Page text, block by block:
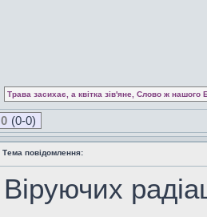
Трава засихає, а квітка зів'яне, Слово ж нашого
0 (0-0)
Тема повідомлення:
Віруючих